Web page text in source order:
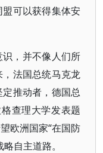
可以获得集体安
，并不像人们所
法国总统马克龙
推动者，德国总
查理大学发表题
欧洲国家“在国防
自主道路。